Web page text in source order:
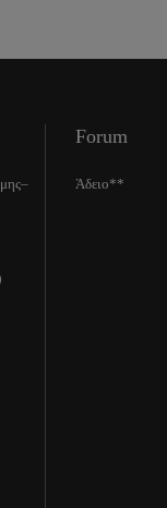
Forum
Άδειο**